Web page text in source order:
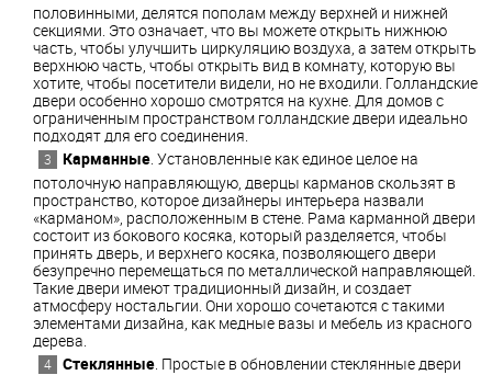
половинными, делятся пополам между верхней и нижней
секциями. Это означает, что вы можете открыть нижнюю
часть, чтобы улучшить циркуляцию воздуха, а затем открыть
верхнюю часть, чтобы открыть вид в комнату, которую вы
хотите, чтобы посетители видели, но не входили. Голландские
двери особенно хорошо смотрятся на кухне. Для домов с
ограниченным пространством голландские двери идеально
подходят для его соединения.
Карманные . Установленные как единое целое на
потолочную направляющую, дверцы карманов скользят в
пространство, которое дизайнеры интерьера назвали
«карманом», расположенным в стене. Рама карманной двери
состоит из бокового косяка, который разделяется, чтобы
принять дверь, и верхнего косяка, позволяющего двери
безупречно перемещаться по металлической направляющей.
Такие двери имеют традиционный дизайн, и создает
атмосферу ностальгии. Они хорошо сочетаются с такими
элементами дизайна, как медные вазы и мебель из красного
дерева.
Стеклянные . Простые в обновлении стеклянные двери